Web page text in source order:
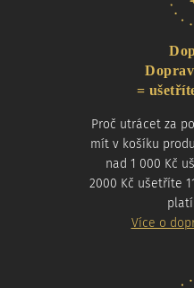
=
Proč utrácet za
mít v košíku
nad 1 000 Kč
2000 Kč ušetříte
Více o